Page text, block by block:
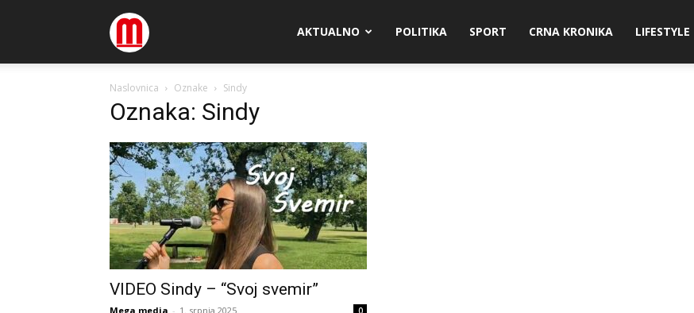
Megamedia AKTUALNO POLITIKA SPORT CRNA KRONIKA LIFESTYLE
Naslovnica Oznake Sindy
Oznaka: Sindy
VIDEO Sindy – “Svoj svemir”
Mega media - 1. srpnja 2025. 0